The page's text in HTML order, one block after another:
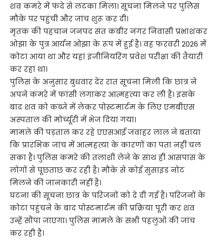
शव कमरे में फंदे से लटका मिला। सूचना मिलने पर पुलिस
मौके पर पहुंची और जांच शुरू कर दी।
मृतक की पहचान जनपद संत कबीर नगर निवासी प्रभाशंकर
ओझा के पुत्र आर्यन ओझा के रूप में हुई है। वह फरवरी 2026 में
कोटा आया था और यहां इंजीनियरिंग प्रवेश परीक्षा की तैयारी
कर रहा था।
पुलिस के अनुसार बुधवार देर रात सूचना मिली कि छात्र ने
अपने कमरे में फांसी लगाकर आत्महत्या कर ली है। इसके
बाद शव को कब्जे में लेकर पोस्टमार्टम के लिए एमबीएस
अस्पताल की मोर्च्यूरी में भेज दिया गया।
मामले की पड़ताल कर रहे एएसआई जवाहर लाल ने बताया
कि प्रारंभिक जांच में आत्महत्या के कारणों का पता नहीं चल
सका है। पुलिस कमरे की तलाशी लेने के साथ ही आसपास के
लोगों से पूछताछ कर रही है। मौके से कोई सुसाइड नोट
मिलने की जानकारी नहीं है।
घटना की सूचना छात्र के परिजनों को दे दी गई है। परिजनों के
कोटा पहुंचने के बाद पोस्टमार्टम की प्रक्रिया पूरी कर शव
उन्हें सौंपा जाएगा। पुलिस मामले के सभी पहलुओं की जांच
कर रही है।